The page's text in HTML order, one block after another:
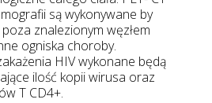
są wykonywane by
znalezionym węzłem
ogniska choroby.
HIV wykonane będą
ilość kopii wirusa oraz
T CD4+.